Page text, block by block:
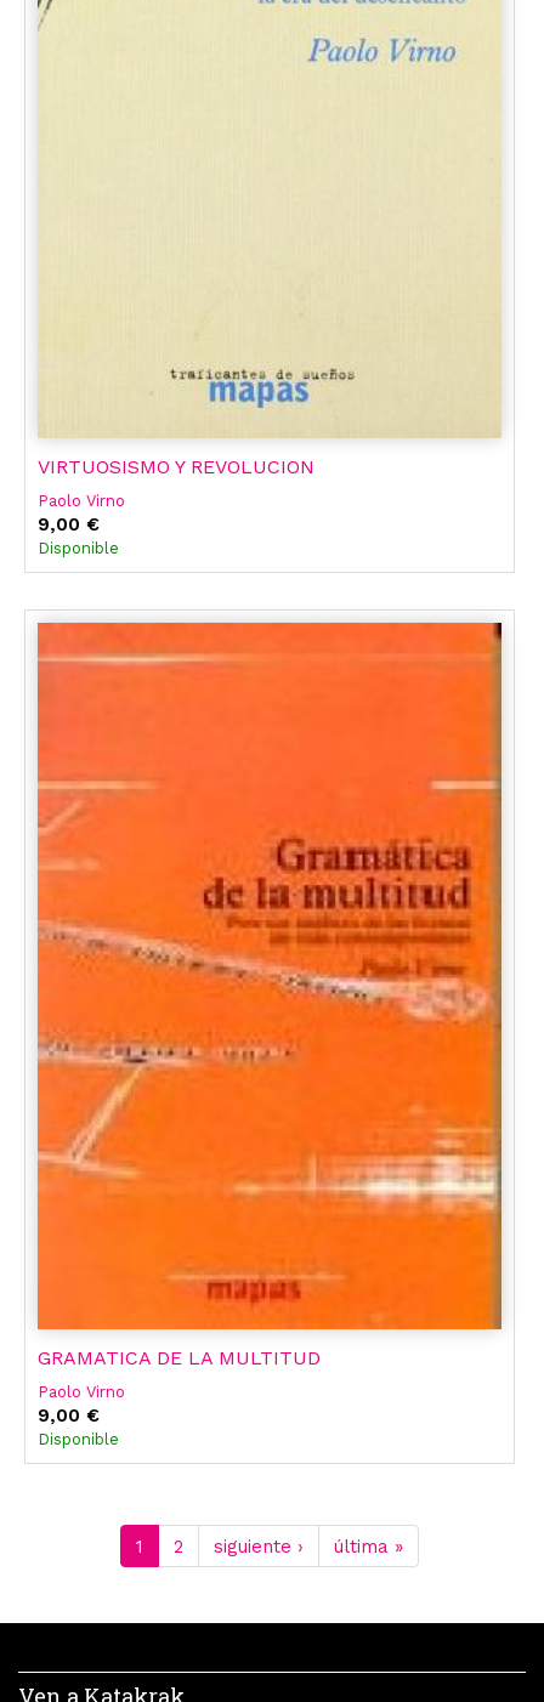
VIRTUOSISMO Y REVOLUCION
Paolo Virno
9,00 €
Disponible
GRAMATICA DE LA MULTITUD
Paolo Virno
9,00 €
Disponible
1 2 siguiente › última »
Ven a Katakrak